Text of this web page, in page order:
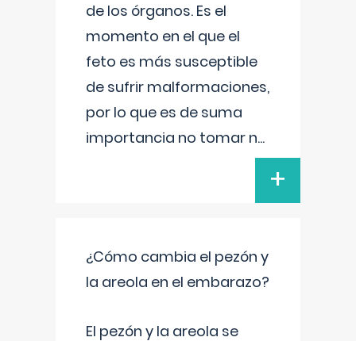
de los órganos. Es el
momento en el que el
feto es más susceptible
de sufrir malformaciones,
por lo que es de suma
importancia no tomar n...
+
¿Cómo cambia el pezón y
la areola en el embarazo?
El pezón y la areola se